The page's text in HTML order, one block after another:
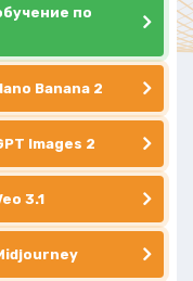
по
Banana 2
Images 2
3.1